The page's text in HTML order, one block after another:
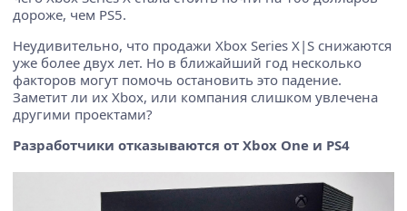
дороже, чем PS5.
Неудивительно, что продажи Xbox Series X|S снижаются
уже более двух лет. Но в ближайший год несколько
факторов могут помочь остановить это падение.
Заметит ли их Xbox, или компания слишком увлечена
другими проектами?
Разработчики отказываются от Xbox One и PS4